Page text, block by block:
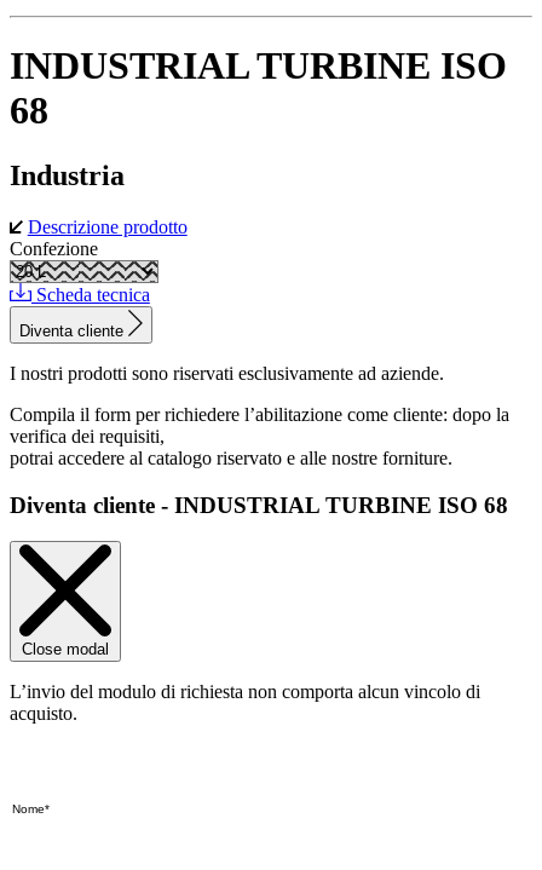
INDUSTRIAL TURBINE ISO
68
Industria
Descrizione prodotto
Confezione
Scheda tecnica
Diventa cliente
I nostri prodotti sono riservati esclusivamente ad aziende.
Compila il form per richiedere l’abilitazione come cliente: dopo la
verifica dei requisiti,
potrai accedere al catalogo riservato e alle nostre forniture.
Diventa cliente - INDUSTRIAL TURBINE ISO 68
Close modal
L’invio del modulo di richiesta non comporta alcun vincolo di
acquisto.